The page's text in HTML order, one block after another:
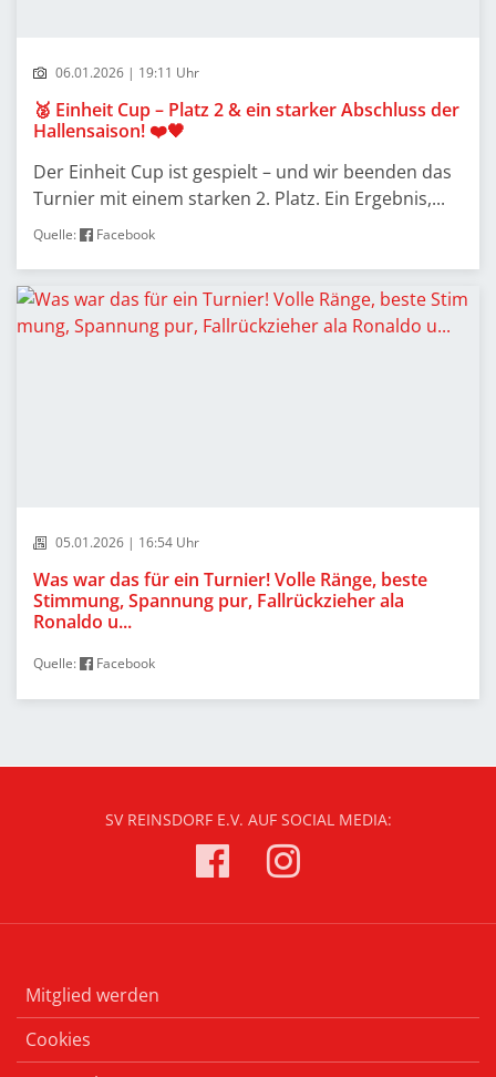
06.01.2026 | 19:11 Uhr
🥈 Einheit Cup – Platz 2 & ein starker Abschluss der
Hallensaison! ❤️🖤
Der Einheit Cup ist gespielt – und wir beenden das
Turnier mit einem starken 2. Platz. Ein Ergebnis,...
Quelle: Facebook
05.01.2026 | 16:54 Uhr
Was war das für ein Turnier! Volle Ränge, beste
Stimmung, Spannung pur, Fallrückzieher ala
Ronaldo u...
Quelle: Facebook
SV REINSDORF E.V. AUF SOCIAL MEDIA:
Mitglied werden
Cookies